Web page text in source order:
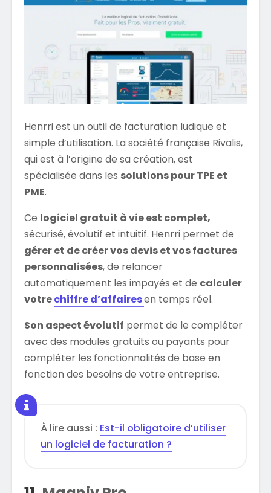
Henrri est un outil de facturation ludique et
simple d’utilisation. La société française Rivalis,
qui est à l’origine de sa création, est
spécialisée dans les solutions pour TPE et
PME.
Ce logiciel gratuit à vie est complet,
sécurisé, évolutif et intuitif. Henrri permet de
gérer et de créer vos devis et vos factures
personnalisées, de relancer
automatiquement les impayés et de calculer
votrechiffre d’affairesen temps réel.
Son aspect évolutif permet de le compléter
avec des modules gratuits ou payants pour
compléter les fonctionnalités de base en
fonction des besoins de votre entreprise.
À lire aussi : Est-il obligatoire d’utiliser
un logiciel de facturation ?